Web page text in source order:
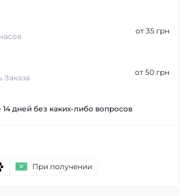
от 35 грн
Заказа
от 50 грн
14 дней без каких-либо вопросов
При получении